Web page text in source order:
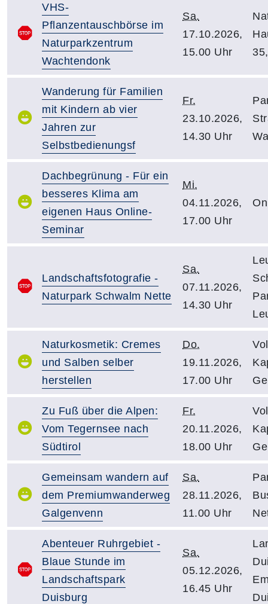
VHS-
Pflanzentauschbörse im
Naturparkzentrum
Wachtendonk
Sa.
17.10.2026,
15.00 Uhr
Wanderung für Familien
mit Kindern ab vier
Jahren zur
Selbstbedienungsf
Fr.
23.10.2026,
14.30 Uhr
Dachbegrünung - Für ein
besseres Klima am
eigenen Haus Online-
Seminar
Mi.
04.11.2026,
17.00 Uhr
Landschaftsfotografie -
Naturpark Schwalm Nette
Sa.
07.11.2026,
14.30 Uhr
Naturkosmetik: Cremes
und Salben selber
herstellen
Do.
19.11.2026,
17.00 Uhr
Zu Fuß über die Alpen:
Vom Tegernsee nach
Südtirol
Fr.
20.11.2026,
18.00 Uhr
Gemeinsam wandern auf
dem Premiumwanderweg
Galgenvenn
Sa.
28.11.2026,
11.00 Uhr
Abenteuer Ruhrgebiet -
Blaue Stunde im
Landschaftspark
Duisburg
Sa.
05.12.2026,
16.45 Uhr